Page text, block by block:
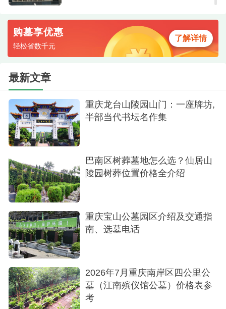
购墓享优惠
轻松省数千元
了解详情
最新文章
重庆龙台山陵园山门：一座牌坊,
半部当代书坛名作集
巴南区树葬墓地怎么选？仙居山
陵园树葬位置价格全介绍
重庆宝山公墓园区介绍及交通指
南、选墓电话
2026年7月​重庆南岸区四公里公
墓（江南殡仪馆公墓）价格表参
考